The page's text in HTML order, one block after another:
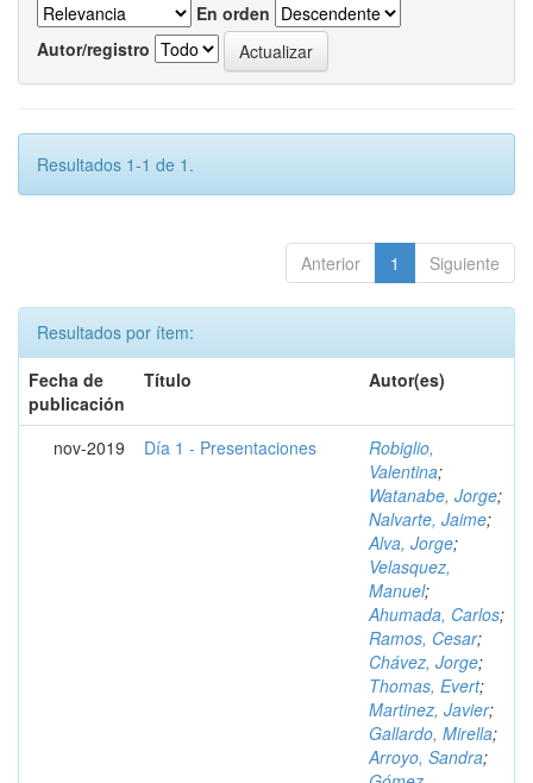
En orden
Autor/registro
Resultados 1-1 de 1.
Anterior 1 Siguiente
Resultados por ítem:
Fecha de
publicación
Título Autor(es)
nov-2019 Día 1 - Presentaciones
Robiglio,
Valentina;
Watanabe, Jorge;
Nalvarte, Jaime;
Alva, Jorge;
Velasquez,
Manuel;
Ahumada, Carlos;
Ramos, Cesar;
Chávez, Jorge;
Thomas, Evert;
Martinez, Javier;
Gallardo, Mirella;
Arroyo, Sandra;